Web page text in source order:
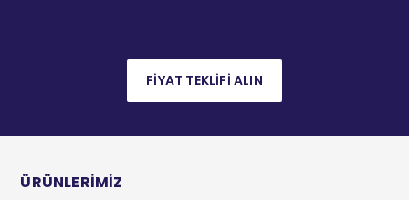
FİYAT TEKLİFİ ALIN
ÜRÜNLERİMİZ